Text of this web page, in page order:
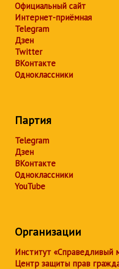
Официальный сайт
Интернет-приёмная
Telegram
Дзен
Twitter
ВКонтакте
Одноклассники
Партия
Telegram
Дзен
ВКонтакте
Одноклассники
YouTube
Организации
Институт «Справедливый
Центр защиты прав